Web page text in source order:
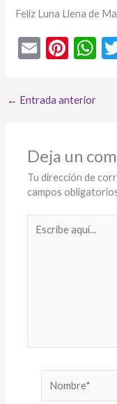
Feliz Luna Llena de
E
ai
Pi
er
p
p
← Entrada anterior
Deja un
Tu dirección de
campos
aquí...